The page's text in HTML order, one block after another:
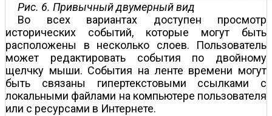
Рис. 6. Привычный двумерный вид
Во всех вариантах доступен просмотр
исторических событий, которые могут быть
расположены в несколько слоев. Пользователь
может редактировать события по двойному
щелчку мыши. События на ленте времени могут
быть связаны гипертекстовыми ссылками с
локальными файлами на компьютере пользователя
или с ресурсами в Интернете.